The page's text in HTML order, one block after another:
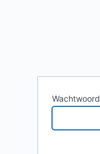
Wachtwoord